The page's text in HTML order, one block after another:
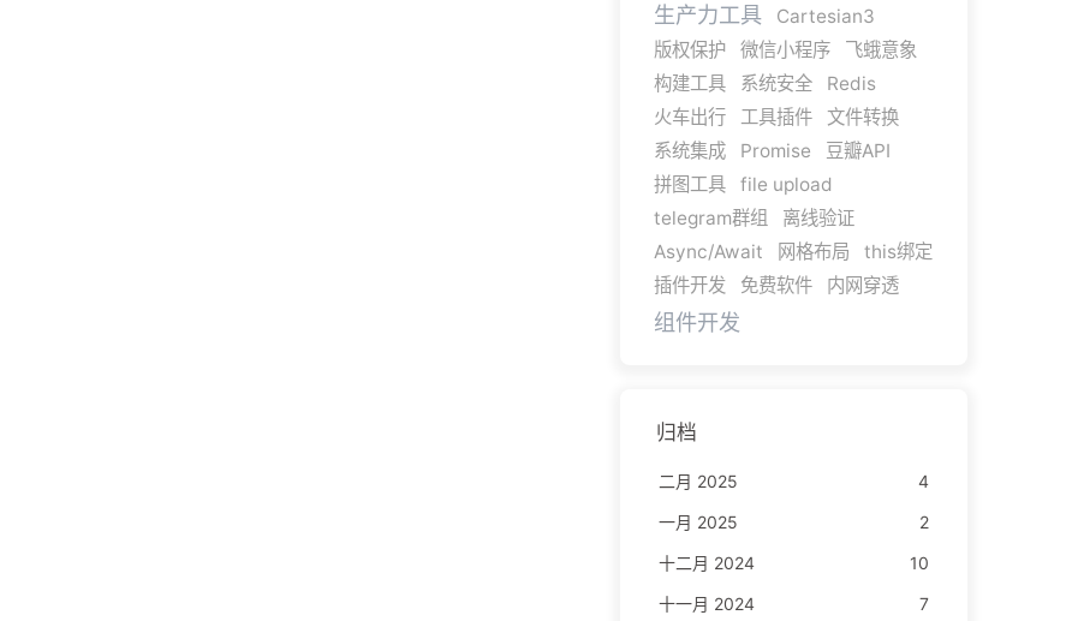
生产力工具
Cartesian3
版权保护
微信小程序
飞蛾意象
构建工具
系统安全
Redis
火车出行
工具插件
文件转换
系统集成
Promise
豆瓣API
拼图工具
file upload
telegram群组
离线验证
Async/Await
网格布局
this绑定
插件开发
免费软件 内网穿透
组件开发
归档
二月 2025
4
一月 2025
2
十二月 2024
10
十一月 2024
7